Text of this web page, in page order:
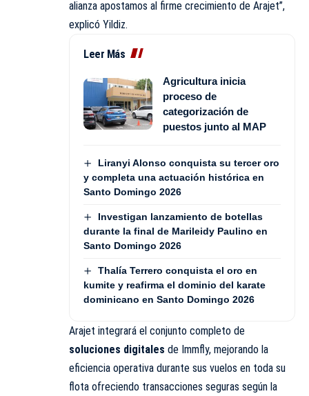
alianza apostamos al firme crecimiento de Arajet”,
explicó Yildiz.
Leer Más
Agricultura inicia
proceso de
categorización de
puestos junto al MAP
Liranyi Alonso conquista su tercer oro
y completa una actuación histórica en
Santo Domingo 2026
Investigan lanzamiento de botellas
durante la final de Marileidy Paulino en
Santo Domingo 2026
Thalía Terrero conquista el oro en
kumite y reafirma el dominio del karate
dominicano en Santo Domingo 2026
Arajet integrará el conjunto completo de
soluciones digitales de Immfly, mejorando la
eficiencia operativa durante sus vuelos en toda su
flota ofreciendo transacciones seguras según la